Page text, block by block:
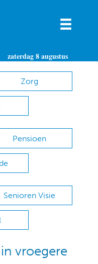
zaterdag 8 augustus
Zorg
Pensioen
Senioren Visie
vroegere